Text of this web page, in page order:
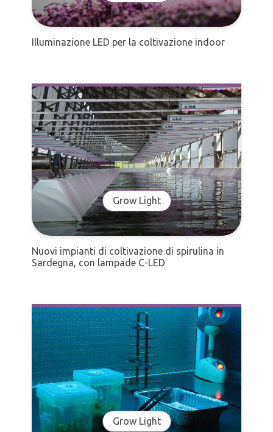
Illuminazione LED per la coltivazione indoor
Grow Light
Nuovi impianti di coltivazione di spirulina in
Sardegna, con lampade C-LED
Grow Light